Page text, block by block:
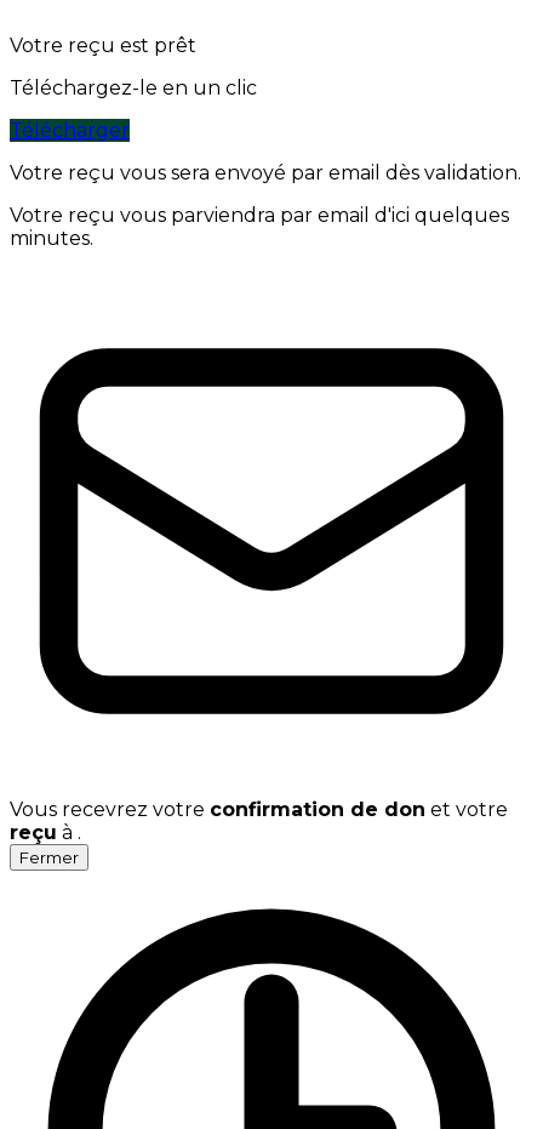
Votre reçu est prêt
Téléchargez-le en un clic
Télécharger
Votre reçu vous sera envoyé par email dès validation.
Votre reçu vous parviendra par email d'ici quelques
minutes.
Vous recevrez votre confirmation de don et votre
reçu à .
Fermer